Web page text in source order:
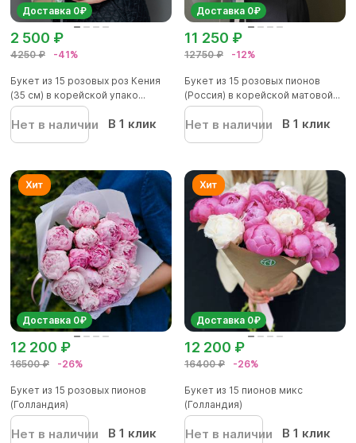
Доставка 0₽
4250 ₽ -41%
2 500 ₽
Букет из 15 розовых роз Кения
(35 см) в корейской упако...
Нет в наличии В 1 клик
Доставка 0₽
12750 ₽ -12%
11 250 ₽
Букет из 15 розовых пионов
(Россия) в корейской матовой...
Нет в наличии В 1 клик
Доставка 0₽
16500 ₽ -26%
12 200 ₽
Букет из 15 розовых пионов
(Голландия)
Нет в наличии В 1 клик
Доставка 0₽
16400 ₽ -26%
12 200 ₽
Букет из 15 пионов микс
(Голландия)
Нет в наличии В 1 клик